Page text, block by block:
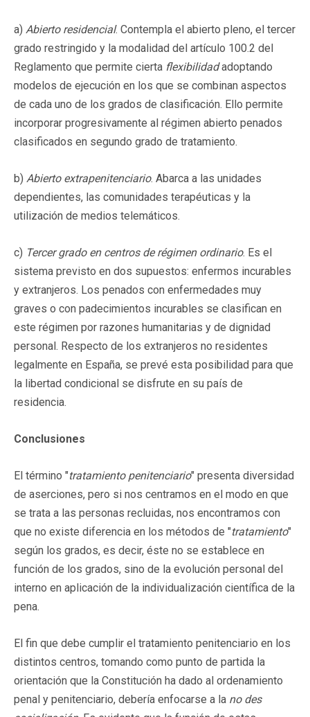
a) Abierto residencial. Contempla el abierto pleno, el tercer
grado restringido y la modalidad del artículo 100.2 del
Reglamento que permite cierta flexibilidadadoptando
modelos de ejecución en los que se combinan aspectos
de cada uno de los grados de clasificación. Ello permite
incorporar progresivamente al régimen abierto penados
clasificados en segundo grado de tratamiento.
b) Abierto extrapenitenciario. Abarca a las unidades
dependientes, las comunidades terapéuticas y la
utilización de medios telemáticos.
c) Tercer grado en centros de régimen ordinario. Es el
sistema previsto en dos supuestos: enfermos incurables
y extranjeros. Los penados con enfermedades muy
graves o con padecimientos incurables se clasifican en
este régimen por razones humanitarias y de dignidad
personal. Respecto de los extranjeros no residentes
legalmente en España, se prevé esta posibilidad para que
la libertad condicional se disfrute en su país de
residencia.
Conclusiones
El término "tratamiento penitenciario" presenta diversidad
de aserciones, pero si nos centramos en el modo en que
se trata a las personas recluidas, nos encontramos con
que no existe diferencia en los métodos de "tratamiento"
según los grados, es decir, éste no se establece en
función de los grados, sino de la evolución personal del
interno en aplicación de la individualización científica de la
pena.
El fin que debe cumplir el tratamiento penitenciario en los
distintos centros, tomando como punto de partida la
orientación que la Constitución ha dado al ordenamiento
penal y penitenciario, debería enfocarse a la no des